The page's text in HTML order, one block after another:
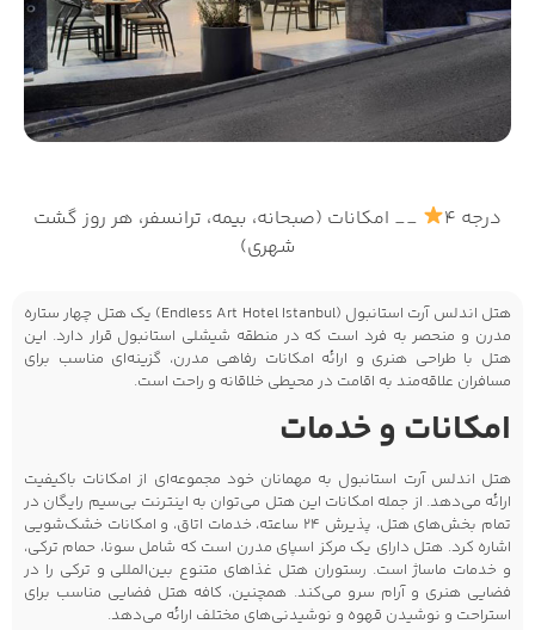
درجه 4
__ امکانات (صبحانه، بیمه، ترانسفر، هر روز گشت
شهری)
هتل اندلس آرت استانبول (Endless Art Hotel Istanbul) یک هتل چهار ستاره
مدرن و منحصر به فرد است که در منطقه شیشلی استانبول قرار دارد. این
هتل با طراحی هنری و ارائه امکانات رفاهی مدرن، گزینه‌ای مناسب برای
مسافران علاقه‌مند به اقامت در محیطی خلاقانه و راحت است.
امکانات و خدمات
هتل اندلس آرت استانبول به مهمانان خود مجموعه‌ای از امکانات باکیفیت
ارائه می‌دهد. از جمله امکانات این هتل می‌توان به اینترنت بی‌سیم رایگان در
تمام بخش‌های هتل، پذیرش 24 ساعته، خدمات اتاق، و امکانات خشک‌شویی
اشاره کرد. هتل دارای یک مرکز اسپای مدرن است که شامل سونا، حمام ترکی،
و خدمات ماساژ است. رستوران هتل غذاهای متنوع بین‌المللی و ترکی را در
فضایی هنری و آرام سرو می‌کند. همچنین، کافه هتل فضایی مناسب برای
استراحت و نوشیدن قهوه و نوشیدنی‌های مختلف ارائه می‌دهد.